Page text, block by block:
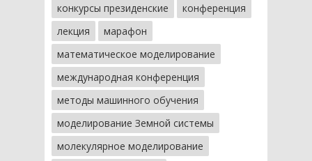
конкурсы президенские
конференция
лекция
марафон
математическое моделирование
международная конференция
методы машинного обучения
моделирование Земной системы
молекулярное моделирование